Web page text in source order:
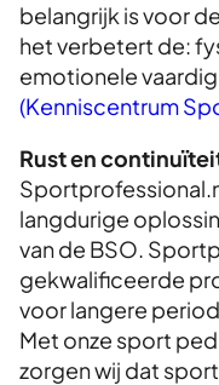
belangrijk is voor
het verbetert de:
emotionele
(Kenniscentrum
Rust en
langdurige
van de BSO.
gekwalificeerde
voor langere
Met onze sport
zorgen wij dat